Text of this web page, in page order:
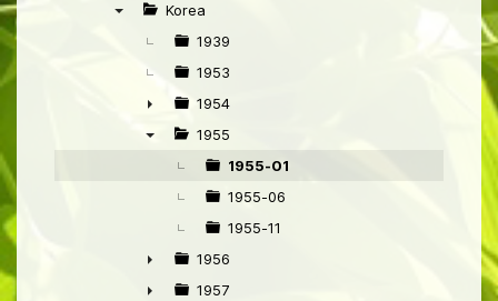
►
Korea
1939
1953
►
1954
1955
1955-01
1955-06
1955-11
►
1956
1957